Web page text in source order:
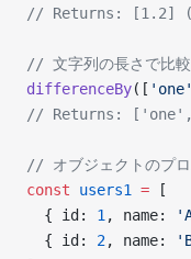
// Returns: [1.2]
// 文字列の長さで比較
differenceBy([ 'one'
// Returns: ['one',
// オブジェクトのプロ
const users1 = [
  { id:
1 , name:
  { id:
2, name: